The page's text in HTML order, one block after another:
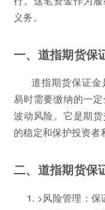
义务。
一、道指期货保
道指期货保证
易时需要缴纳的一
波动风险。它是期
的稳定和保护投资者
二、道指期货保
>风险管理：